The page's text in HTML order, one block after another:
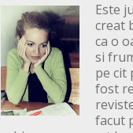
Este
creat
ca o
si
pe cit
fost
facut